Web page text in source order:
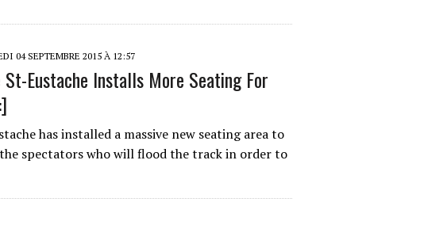
04 SEPTEMBRE 2015 À 12:57
Eustache Installs More Seating For
has installed a massive new seating area to
spectators who will flood the track in order to